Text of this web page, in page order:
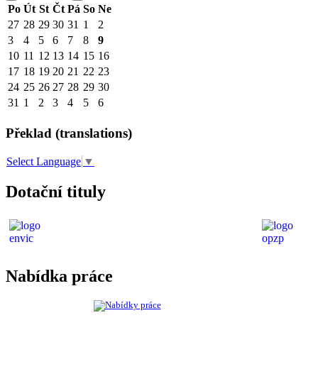
Po Út St Čt Pá So Ne
27 28 29 30 31 1
2
3
4 5 6 7 8
9
10 11 12 13 14 15 16
17 18 19 20 21 22 23
24 25 26 27 28 29 30
31 1 2 3 4 5 6
Překlad (translations)
Select Language ▼
Dotační tituly
Nabídka práce